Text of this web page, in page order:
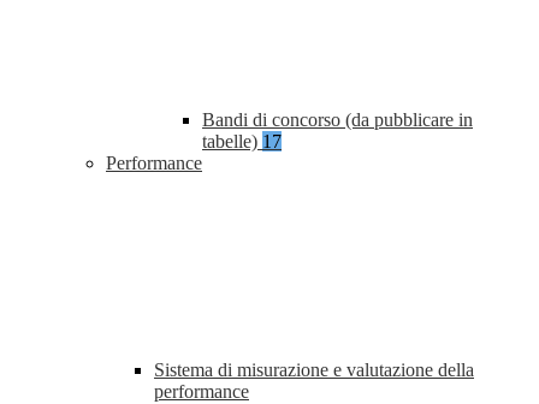
Bandi di concorso (da pubblicare in
tabelle) 17
Performance
Sistema di misurazione e valutazione della
performance